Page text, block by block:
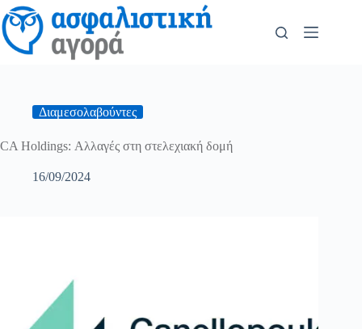
Διαμεσολαβούντες
CA Holdings: Αλλαγές στη στελεχιακή δομή
16/09/2024